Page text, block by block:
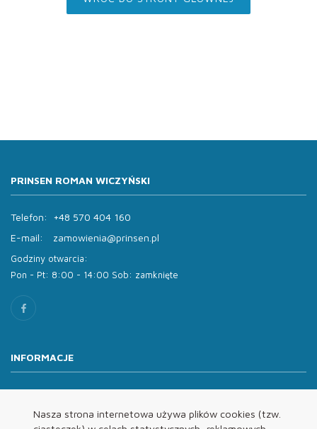
Nasza strona internetowa używa plików cookies (tzw.
PRINSEN ROMAN WICZYŃSKI
Telefon:
+48 570 404 160
E-mail:
zamowienia@prinsen.pl
Godziny otwarcia:
Pon - Pt: 8:00 - 14:00 Sob: zamknięte
INFORMACJE
Oferta